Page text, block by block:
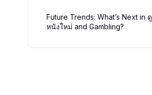
Future Trends: What’s Next in ดู
หนังใหม่ and Gambling?